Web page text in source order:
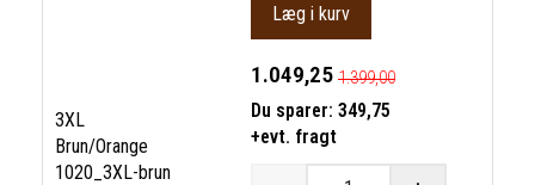
Læg i kurv
3XL
Brun/Orange
1020_3XL-brun
1.049,25 1.399,00
Du sparer: 349,75
+evt. fragt